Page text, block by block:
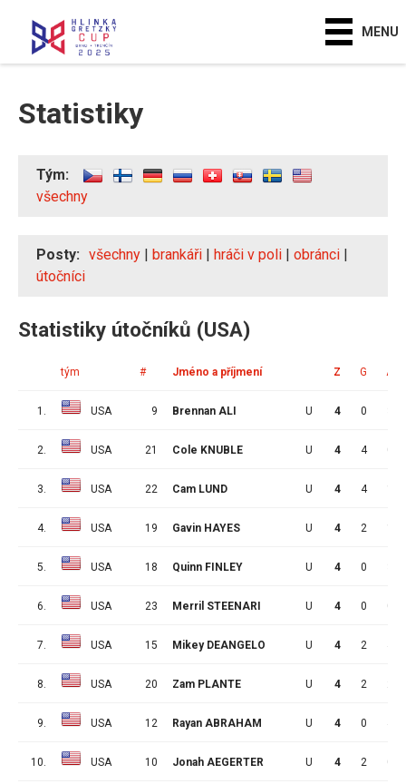
MENU
Statistiky
Tým:
všechny
Posty: všechny | brankáři | hráči v poli | obránci |
útočníci
Statistiky útočníků (USA)
tým # Jméno a příjmení Z G A
1. USA 9 Brennan ALI U 4 0
2. USA 21 Cole KNUBLE U 4 4 0
3. USA 22 Cam LUND U 4 4
4. USA 19 Gavin HAYES U 4 2
5. USA 18 Quinn FINLEY U 4 0
6. USA 23 Merril STEENARI U 4 0 0
7. USA 15 Mikey DEANGELO U 4 2
8. USA 20 Zam PLANTE U 4 2 2
9. USA 12 Rayan ABRAHAM U 4 0
10. USA 10 Jonah AEGERTER U 4 2 0